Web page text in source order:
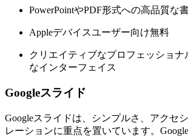
PowerPointやPDF形式への高品質な
Appleデバイスユーザー向け無料
クリエイティブなプロフェッショナ
なインターフェイス
Googleスライド
Googleスライドは、シンプルさ、アクセ
レーションに重点を置いています。